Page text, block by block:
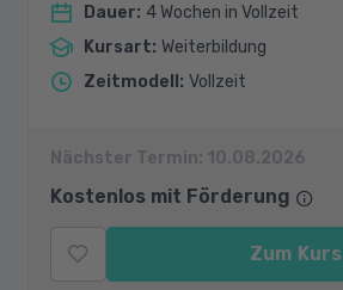
Dauer: 4 Wochen in Vollzeit
Kursart: Weiterbildung
Zeitmodell : Vollzeit
Nächster Termin: 10.08.2026
Kostenlos mit Förderung
Zum Kurs